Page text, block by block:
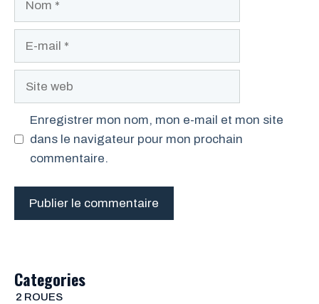
Site
Enregistrer mon nom, mon e-mail et mon site
dans le navigateur pour mon prochain
commentaire.
Categories
2 ROUES